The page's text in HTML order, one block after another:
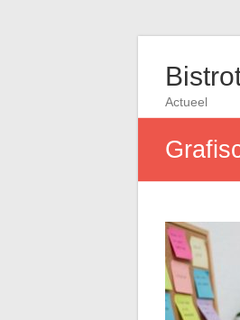
Actueel